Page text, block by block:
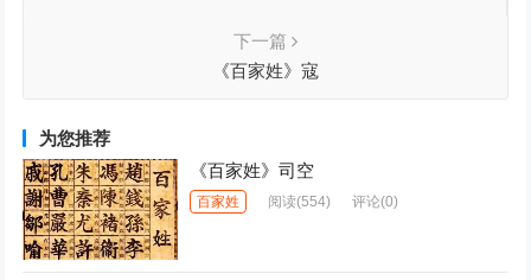
下一篇
《百家姓》寇
为您推荐
《百家姓》司空
百家姓 阅读(554) 评论(0)